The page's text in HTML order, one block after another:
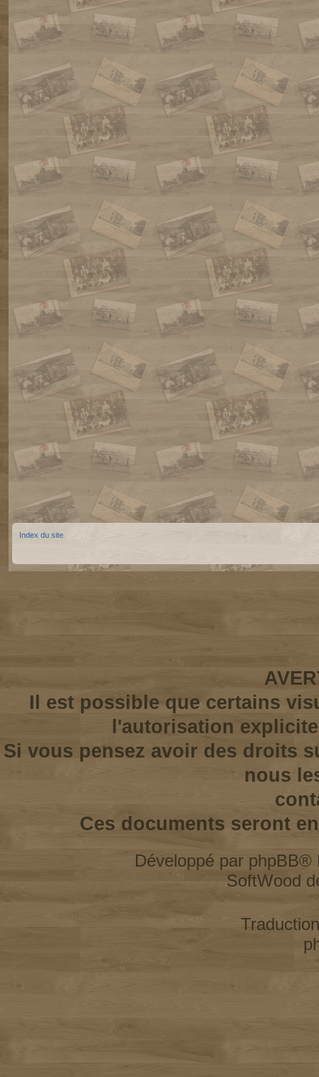
Index du site
Il est possible que certains
l'autorisation
Si vous pensez avoir des droits
nous
Ces documents seront
Développé par phpBB®
SoftWood